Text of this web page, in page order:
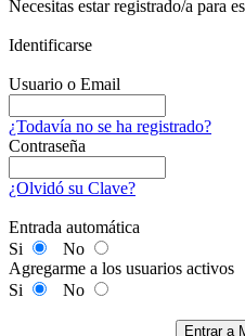
Necesitas estar registrado/a para
Identificarse
Usuario o Email
¿Todavía no se ha registrado?
Contraseña
¿Olvidó su Clave?
Entrada automática
Si
No
Agregarme a los usuarios activos
Si
No
Entrar a